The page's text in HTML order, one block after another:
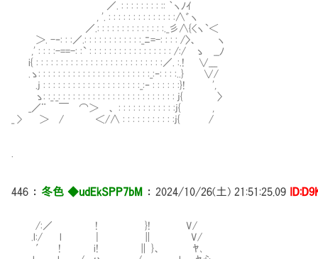
／. : : : : : : : : :: ｀ヽﾉｲ
, '. : : : : : : : : : : : : : :∧゛ヽ
／.: : : : : : : : : : : : : :._彡∧{<ヽ`＜
＞. -‐: : :／.: : : : : : : : : : : :_ﾆ=-: : : : /〉、 ヽ
,' : : : :-==-: :` : : : : : : : : : : : : : : : : : /:/ ゝ __ﾉ
i{ : : : : : : : : : : : : : : : : : : : : : : : : : :／. :.! ∨___
.ゝ: : : : : : : : : : : : : : : : : : : : : : :_:‐: : : :..} ∨/
.j : : : : : : : : : : : : : : : : : : : :_:‐ : : : : : :}! ',
ゝ: :_:_: : : : : : : : : : : : : : : : : : : : : : : : j{ 〉
_／¨ ￣ ⌒＞ 、 : : : : : : : : : : : :j{ ,
_ > ＞ / ＜/∧ : : : : : : : : : : :j{ /
446 ： 冬色 ◆udEkSPP7bM ： 2024/10/26(土) 21:51:25.09
/:／ ! }! V/
.l:/ l | ∥ V/
′ ! i! ∥ }、 ﾔ､